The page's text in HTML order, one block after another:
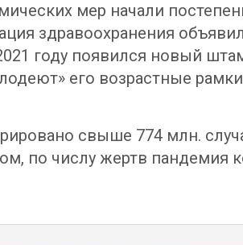
мер начали
здравоохранения
году появился новый
его возрастные
свыше 774 млн.
по числу жертв пандемия